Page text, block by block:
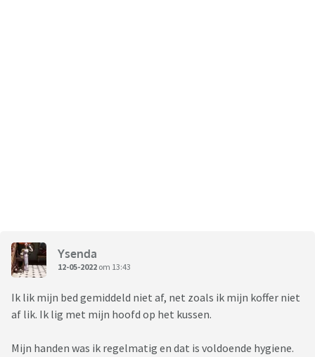
Ysenda
12-05-2022 om 13:43
Ik lik mijn bed gemiddeld niet af, net zoals ik mijn koffer niet
af lik. Ik lig met mijn hoofd op het kussen.
Mijn handen was ik regelmatig en dat is voldoende hygiene.